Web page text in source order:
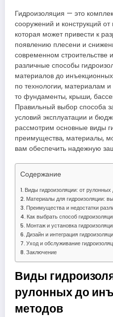
Гидроизоляция — это
сооружений и конструкций
которая может привести к
появлению плесени и
современном
различные способы
материалов до
по технологии, материалам
то фундаменты, крыши,
Правильный выбор способа
условий эксплуатации и
рассмотрим основные виды
преимущества, материалы,
вам обеспечить надежную
Содержание
Виды гидроизоляции: от
Материалы для гидроизоляции:
Преимущества и недостатки
Как выбрать способ
Монтаж и установка
Дизайн и интеграция
Уход и обслуживание
Заключение
Виды
рулонных до
методов